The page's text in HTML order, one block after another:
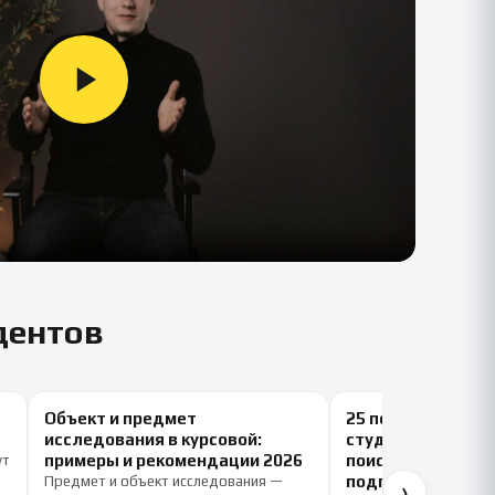
Объект и предмет
исследования в курсовой:
примеры и рекомендации 2026
Предмет и объект исследования —
25 полезных
студентов:
поиска
подготовки